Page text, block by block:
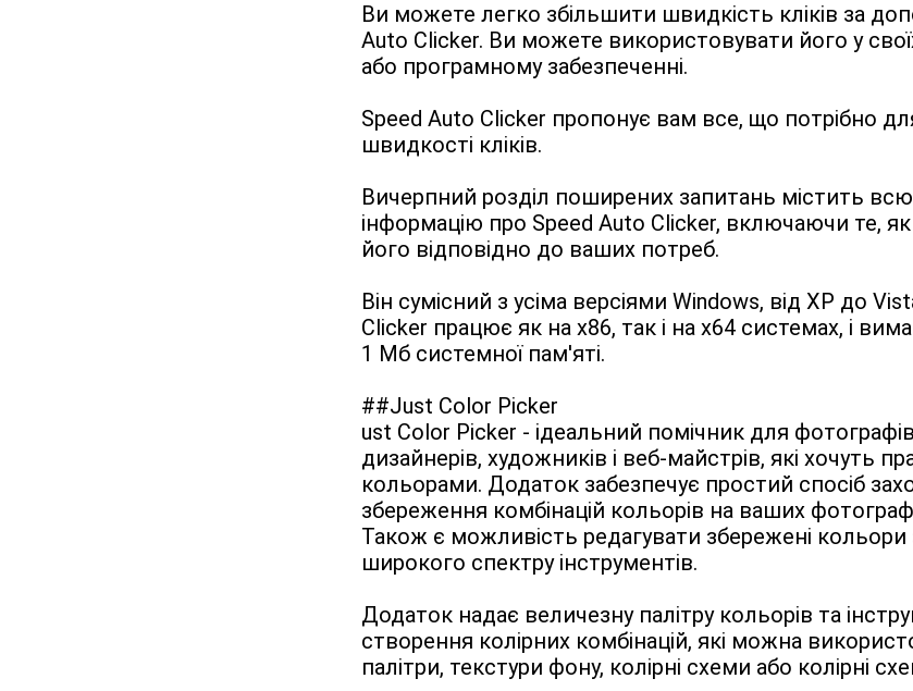
Ви можете легко збільшити швидкість кліків за
Auto Clicker. Ви можете використовувати його у
або програмному забезпеченні.
Speed Auto Clicker пропонує вам все, що потрібно
швидкості кліків.
Вичерпний розділ поширених запитань містить всю
інформацію про Speed Auto Clicker, включаючи те,
його відповідно до ваших потреб.
Він сумісний з усіма версіями Windows, від XP до
Clicker працює як на x86, так і на x64 системах, і
1 Мб системної пам'яті.
##Just Color Picker
ust Color Picker - ідеальний помічник для
дизайнерів, художників і веб-майстрів, які хочуть
кольорами. Додаток забезпечує простий спосіб
збереження комбінацій кольорів на ваших
Також є можливість редагувати збережені
широкого спектру інструментів.
Додаток надає величезну палітру кольорів та
створення колірних комбінацій, які можна
палітри, текстури фону, колірні схеми або колірні